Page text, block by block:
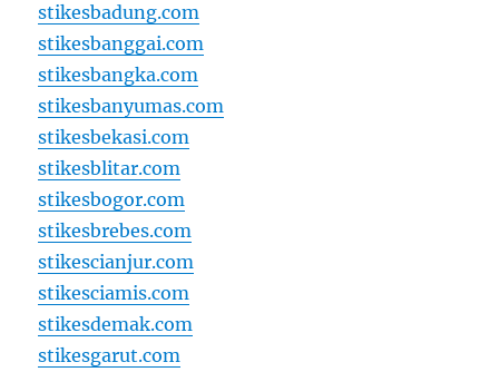
stikesbadung.com
stikesbanggai.com
stikesbangka.com
stikesbanyumas.com
stikesbekasi.com
stikesblitar.com
stikesbogor.com
stikesbrebes.com
stikescianjur.com
stikesciamis.com
stikesdemak.com
stikesgarut.com